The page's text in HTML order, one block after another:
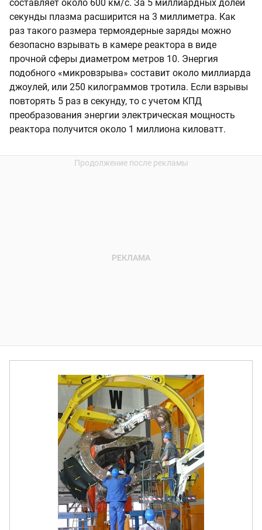
составляет около 600 км/с. За 5 миллиардных долей
секунды плазма расширится на 3 миллиметра. Как
раз такого размера термоядерные заряды можно
безопасно взрывать в камере реактора в виде
прочной сферы диаметром метров 10. Энергия
подобного «микровзрыва» составит около миллиарда
джоулей, или 250 килограммов тротила. Если взрывы
повторять 5 раз в секунду, то с учетом КПД
преобразования энергии электрическая мощность
реактора получится около 1 миллиона киловатт.